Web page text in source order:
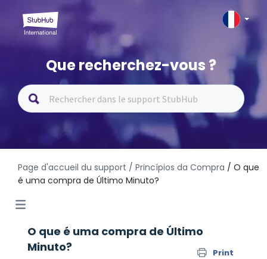
Que recherchez-vous ?
Page d'accueil du support / Princípios da Compra / O que
é uma compra de Último Minuto?
O que é uma compra de Último
Minuto?
Print